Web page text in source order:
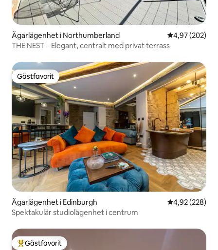
Ägarlägenhet i Northumberland 4,97 av 5 i
4,97 (202)
THE NEST – Elegant, centralt med privat terrass
Gästfavorit
Gästfavorit
Ägarlägenhet i Edinburgh 4,92 av 5 i
4,92 (228)
Spektakulär studiolägenhet i centrum
Populär gästfavorit
Gästfavorit